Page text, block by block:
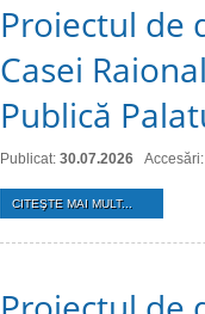
Proiectul de
Casei
Publică
Publicat: 30.07.2026
CITEŞTE MAI MULT...